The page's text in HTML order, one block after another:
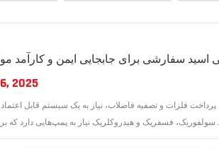
سفارشی برای جابجایی ایمن و کارآمد
2025
فلزات و تصفیه فاضلاب، نیاز به یک سیستم قابل